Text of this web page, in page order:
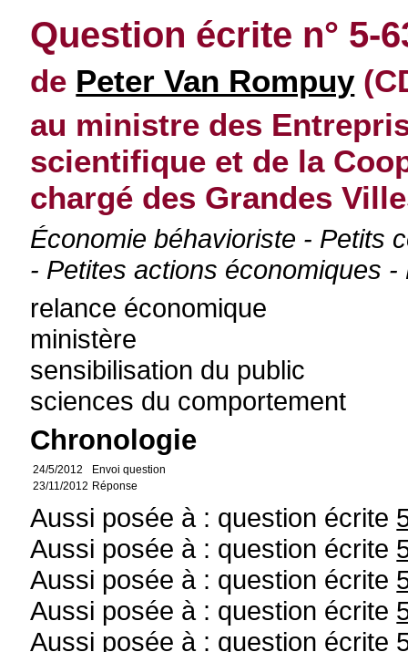
Question écrite n° 5-
de Peter Van Rompuy
au ministre des
scientifique et de la
chargé des Grandes
Économie béhavioriste - Petits
- Petites actions économiques -
relance économique
ministère
sensibilisation du public
sciences du comportement
Chronologie
24/5/2012
Envoi question
23/11/2012 Réponse
Aussi posée à : question écrite
Aussi posée à : question écrite
Aussi posée à : question écrite
Aussi posée à : question écrite
Aussi posée à : question écrite